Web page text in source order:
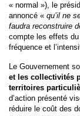
« normal »), le
annoncé « qu’il ne
faudra reconstruire
compte les effets
fréquence et
Le Gouvernement
et les collectivités
territoires
d’action présenté
réduire le coût des